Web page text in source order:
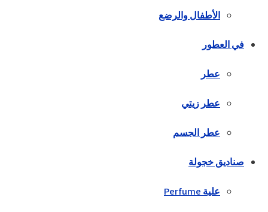
الأطفال والرضع
في العطور
عطر
عطر زيتي
عطر الجسم
صناديق خجولة
علية Perfume